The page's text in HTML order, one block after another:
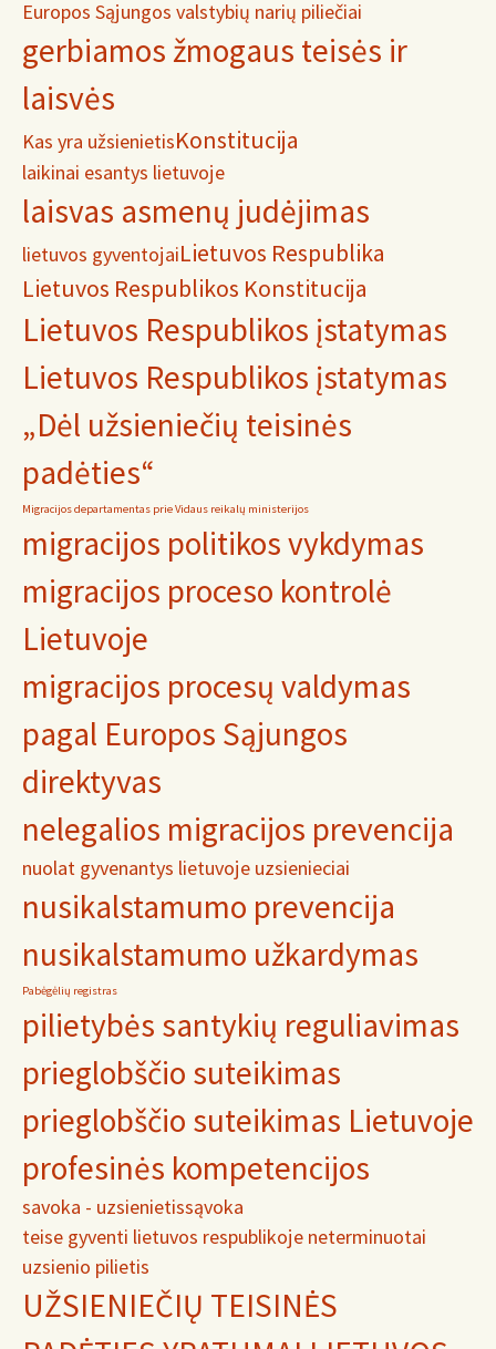
Europos Sąjungos valstybių narių piliečiai
gerbiamos žmogaus teisės ir
laisvės
Kas yra užsienietisKonstitucija
laikinai esantys lietuvoje
laisvas asmenų judėjimas
lietuvos gyventojaiLietuvos Respublika
Lietuvos Respublikos Konstitucija
Lietuvos Respublikos įstatymas
Lietuvos Respublikos įstatymas
„Dėl užsieniečių teisinės
padėties“
Migracijos departamentas prie Vidaus reikalų ministerijos
migracijos politikos vykdymas
migracijos proceso kontrolė
Lietuvoje
migracijos procesų valdymas
pagal Europos Sąjungos
direktyvas
nelegalios migracijos prevencija
nuolat gyvenantys lietuvoje uzsienieciai
nusikalstamumo prevencija
nusikalstamumo užkardymas
Pabėgėlių registras
pilietybės santykių reguliavimas
prieglobščio suteikimas
prieglobščio suteikimas Lietuvoje
profesinės kompetencijos
savoka - uzsienietissąvoka
teise gyventi lietuvos respublikoje neterminuotai
uzsienio pilietis
UŽSIENIEČIŲ TEISINĖS